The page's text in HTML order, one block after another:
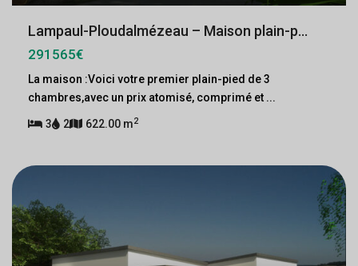
Lampaul-Ploudalmézeau – Maison plain-p...
291565€
La maison :Voici votre premier plain-pied de 3
chambres,avec un prix atomisé, comprimé et ...
3 2 622.00 m2